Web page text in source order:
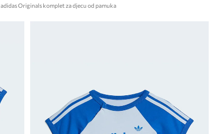
adidas Originals komplet za djecu od pamuka